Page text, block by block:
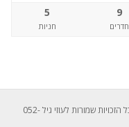
9
חדרים
5
חניות
© 2026 עוזי גיל, נדלן, מכירה, תיווך, עמק חפר. כל הזכויות שמורות לעוזי גיל 052-